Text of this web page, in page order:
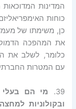
המדינות
כוחות
כן, משימתו של
את המהפכה
כלומר, לשלב את
עם המטרות
39.
מי הם בעלי
ובקולוניות